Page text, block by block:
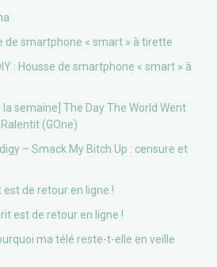
de smartphone « smart » à tirette
: Housse de smartphone « smart » à
la semaine] The Day The World Went
(GOne)
– Smack My Bitch Up : censure et
est de retour en ligne !
est de retour en ligne !
ma télé reste-t-elle en veille